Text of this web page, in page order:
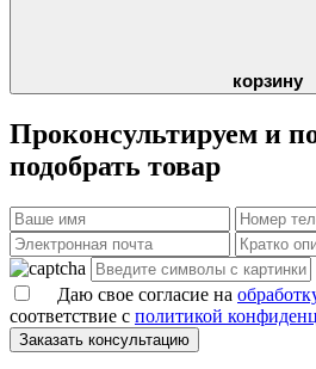
корзину
Проконсультируем и
подобрать товар
Даю свое согласие на
соответствие с политикой
Заказать консультацию